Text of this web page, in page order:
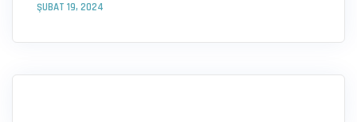
ŞUBAT 19, 2024